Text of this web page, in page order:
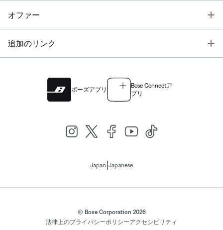
オファー
追加のリンク
ボーズアプリ
Bose Connectア
プリ
Japan Japanese
© Bose Corporation 2026
法律上のプライバシーポリシーアクセシビリティ